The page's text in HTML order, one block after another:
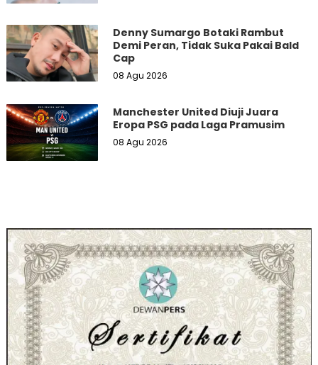
Denny Sumargo Botaki Rambut
Demi Peran, Tidak Suka Pakai Bald
Cap
08 Agu 2026
Manchester United Diuji Juara
Eropa PSG pada Laga Pramusim
08 Agu 2026